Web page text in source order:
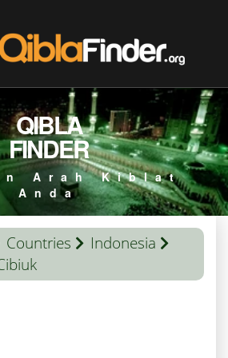
QIBLA
FINDER
Arah Kiblat
Anda
Countries
Indonesia